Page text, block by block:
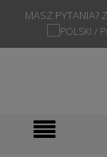
MASZ PYTANIA?